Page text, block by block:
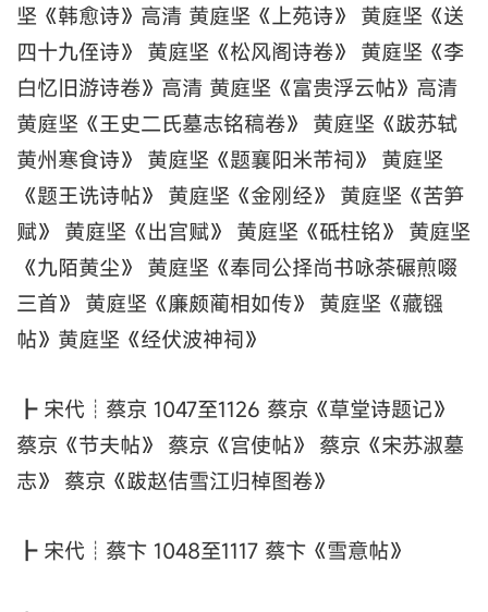
坚《韩愈诗》高清 黄庭坚《上苑诗》 黄庭坚《送
四十九侄诗》 黄庭坚《松风阁诗卷》 黄庭坚《李
白忆旧游诗卷》高清 黄庭坚《富贵浮云帖》高清
黄庭坚《王史二氏墓志铭稿卷》 黄庭坚《跋苏轼
黄州寒食诗》 黄庭坚《题襄阳米芾祠》 黄庭坚
《题王诜诗帖》 黄庭坚《金刚经》 黄庭坚《苦笋
赋》 黄庭坚《出宫赋》 黄庭坚《砥柱铭》 黄庭坚
《九陌黄尘》 黄庭坚《奉同公择尚书咏茶碾煎啜
三首》 黄庭坚《廉颇蔺相如传》 黄庭坚《藏镪
帖》黄庭坚《经伏波神祠》
┣ 宋代┊蔡京 1047至1126 蔡京《草堂诗题记》
蔡京《节夫帖》 蔡京《宫使帖》 蔡京《宋苏淑墓
志》 蔡京《跋赵佶雪江归棹图卷》
┣ 宋代┊蔡卞 1048至1117 蔡卞《雪意帖》